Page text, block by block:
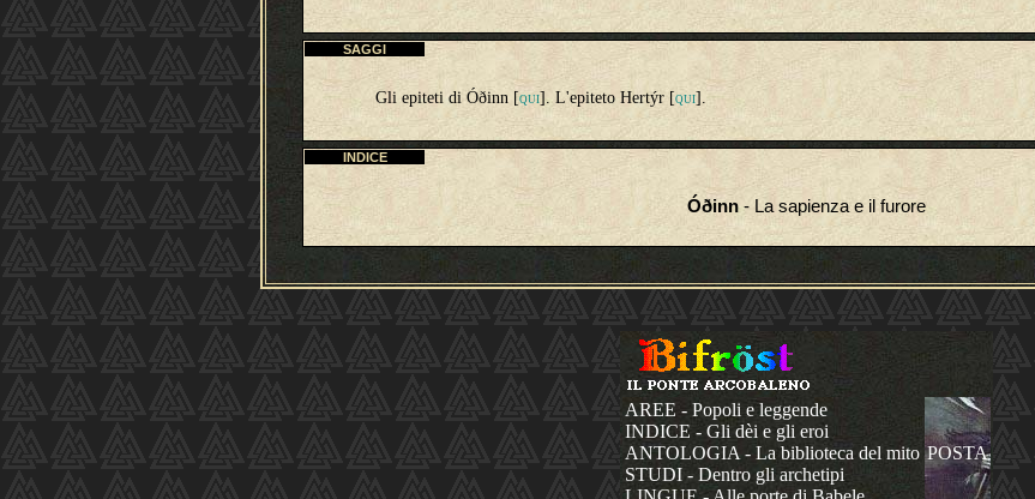
SAGGI
Gli epiteti di Óðinn [QUI]. L'epiteto Hertýr [QUI].
INDICE
Óðinn- La sapienza e il furore
AREE - Popoli e leggende
INDICE - Gli dèi e gli eroi
ANTOLOGIA - La biblioteca del mito
STUDI - Dentro gli archetipi
POSTA